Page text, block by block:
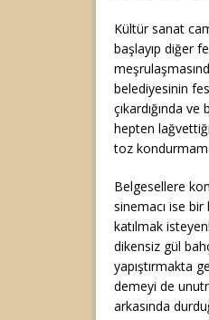
Kültür sanat
başlayıp diğer
belediyesinin
çıkardığında ve
hepten
toz
Belgesellere
sinemacı ise
katılmak
dikensiz gül
yapıştırmakta
demeyi de
arkasında